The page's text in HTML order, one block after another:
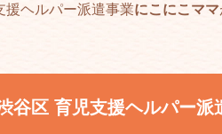
援ヘルパー派遣事業にこにこママ
谷区 育児支援ヘルパー派